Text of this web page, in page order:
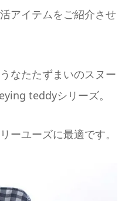
アイテムをご紹介させ
なたたずまいのスヌー
teddyシリーズ。
ーユーズに最適です。